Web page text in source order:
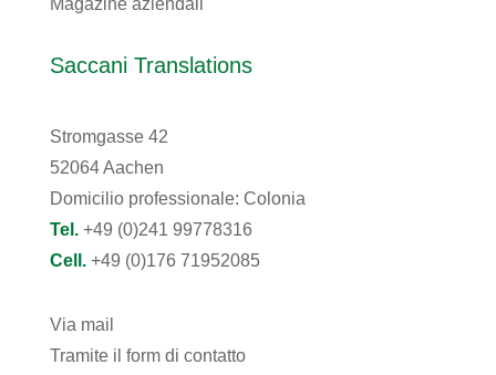
Saccani Translations
Stromgasse 42
52064 Aachen
Domicilio professionale: Colonia
Tel.+49 (0)241 99778316
Cell.+49 (0)176 71952085
Via mail
Tramite il form di contatto